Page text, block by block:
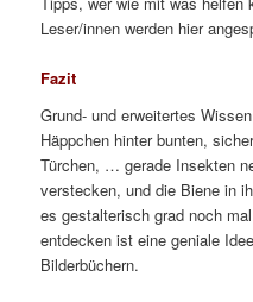
Leser/innen werden hier
Fazit
Grund- und erweitertes
Häppchen hinter bunten,
Türchen, … gerade Insekten
verstecken, und die Biene in
es gestalterisch grad noch
entdecken ist eine geniale
Bilderbüchern.